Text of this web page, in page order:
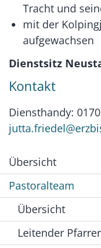
Tracht und
mit der
aufgewachsen
Dienstsitz
Kontakt
Diensthandy:
Übersicht
Pastoralteam
Übersicht
Leitender